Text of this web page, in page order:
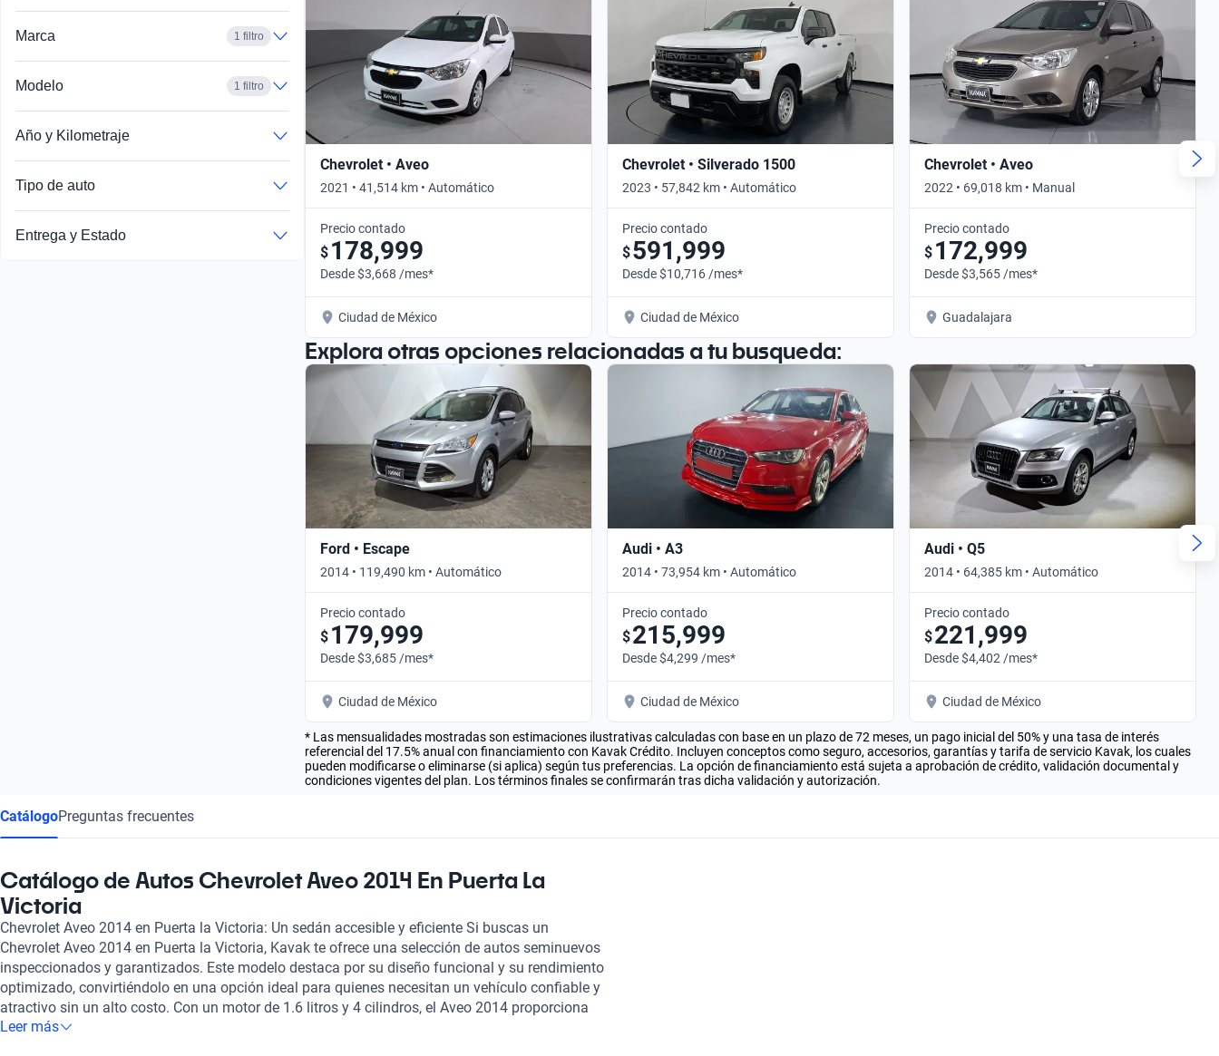
Marca 1 filtro
Modelo 1 filtro
Año y Kilometraje
Tipo de auto
Entrega y Estado
Chevrolet • Aveo
2021 • 41,514 km • Automático
Precio contado
$ 178,999
Desde $3,668 /mes*
Ciudad de México
Chevrolet • Silverado 1500
2023 • 57,842 km • Automático
Precio contado
$591,999
Desde $10,716 /mes*
Ciudad de México
Chevrolet • Aveo
2022 • 69,018 km • Manual
Precio contado
$ 172,999
Desde $3,565 /mes*
Guadalajara
Explora otras opciones relacionadas a tu busqueda:
Ford • Escape
2014 • 119,490 km • Automático
Precio contado
$ 179,999
Desde $3,685 /mes*
Ciudad de México
Audi • A3
2014 • 73,954 km • Automático
Precio contado
$215,999
Desde $4,299 /mes*
Ciudad de México
Audi • Q5
2014 • 64,385 km • Automático
Precio contado
$221,999
Desde $4,402 /mes*
Ciudad de México
* Las mensualidades mostradas son estimaciones ilustrativas calculadas con base en un plazo de 72 meses, un pago inicial del 50% y una tasa de interés
referencial del 17.5% anual con financiamiento con Kavak Crédito. Incluyen conceptos como seguro, accesorios, garantías y tarifa de servicio Kavak, los cuales
pueden modificarse o eliminarse (si aplica) según tus preferencias. La opción de financiamiento está sujeta a aprobación de crédito, validación documental y
condiciones vigentes del plan. Los términos finales se confirmarán tras dicha validación y autorización.
CatálogoPreguntas frecuentes
Catálogo de Autos Chevrolet Aveo 2014 En Puerta La
Victoria
Chevrolet Aveo 2014 en Puerta la Victoria: Un sedán accesible y eficiente Si buscas un
Chevrolet Aveo 2014 en Puerta la Victoria, Kavak te ofrece una selección de autos seminuevos
inspeccionados y garantizados. Este modelo destaca por su diseño funcional y su rendimiento
optimizado, convirtiéndolo en una opción ideal para quienes necesitan un vehículo confiable y
atractivo sin un alto costo. Con un motor de 1.6 litros y 4 cilindros, el Aveo 2014 proporciona
una potencia de 103 caballos de fuerza, asegurando un desempeño adecuado para la ciudad y
Leer más